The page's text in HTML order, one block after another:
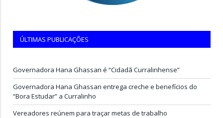
ÚLTIMAS PUBLICAÇÕES
Governadora Hana Ghassan é “Cidadã Curralinhense”
Governadora Hana Ghassan entrega creche e benefícios do
“Bora Estudar” a Curralinho
Vereadores reúnem para traçar metas de trabalho